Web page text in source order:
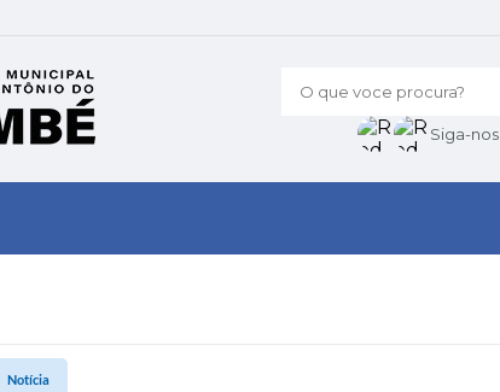
O que voce procura?
Siga-nos
Notícia